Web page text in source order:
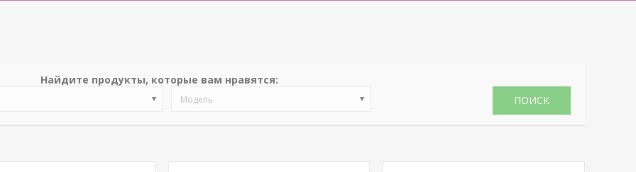
Найдите продукты, которые вам нравятся:
Модель ПОИСК